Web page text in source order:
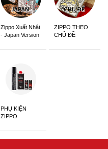
Zippo Xuất Nhật
- Japan Version
ZIPPO THEO
CHỦ ĐỀ
PHỤ KIỆN
ZIPPO